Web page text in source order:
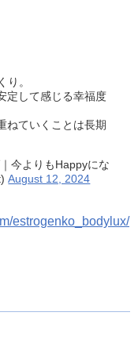
り。
定して感じる幸福度
ねていくことは長期
今よりもHappyにな
August 12, 2024
estrogenko_bodylux/